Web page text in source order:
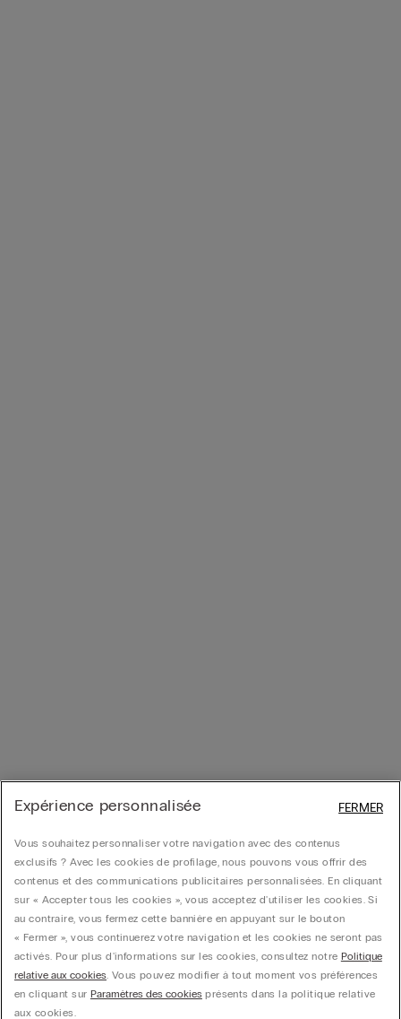
Expérience personnalisée
Vous souhaitez personnaliser votre navigation avec des contenus
exclusifs ? Avec les cookies de profilage, nous pouvons vous offrir des
contenus et des communications publicitaires personnalisées. En cliquant
sur « Accepter tous les cookies », vous acceptez d'utiliser les cookies. Si
au contraire, vous fermez cette bannière en appuyant sur le bouton
« Fermer », vous continuerez votre navigation et les cookies ne seront pas
activés. Pour plus d'informations sur les cookies, consultez notre Politique
relative aux cookies. Vous pouvez modifier à tout moment vos préférences
en cliquant sur Paramètres des cookiesprésents dans la politique relative
aux cookies.
FERMER